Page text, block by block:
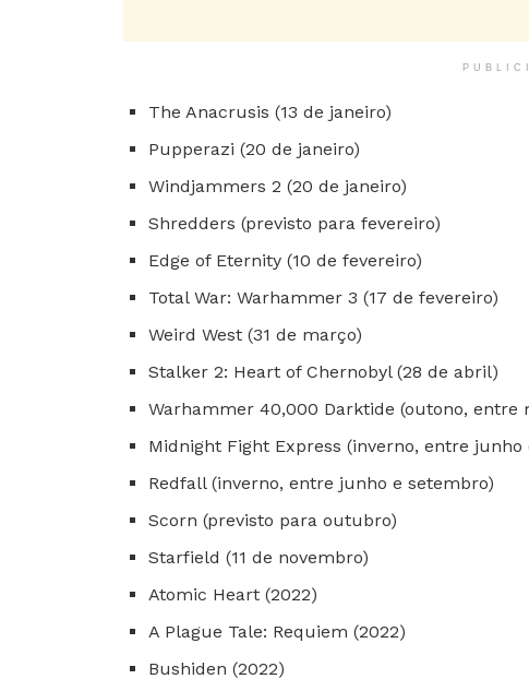
The Anacrusis (13 de janeiro)
Pupperazi (20 de janeiro)
Windjammers 2 (20 de janeiro)
Shredders (previsto para fevereiro)
Edge of Eternity (10 de fevereiro)
Total War: Warhammer 3 (17 de fevereiro)
Weird West (31 de março)
Stalker 2: Heart of Chernobyl (28 de abril)
Warhammer 40,000 Darktide (outono, entre
Midnight Fight Express (inverno, entre junho
Redfall (inverno, entre junho e setembro)
Scorn (previsto para outubro)
Starfield (11 de novembro)
Atomic Heart (2022)
A Plague Tale: Requiem (2022)
Bushiden (2022)